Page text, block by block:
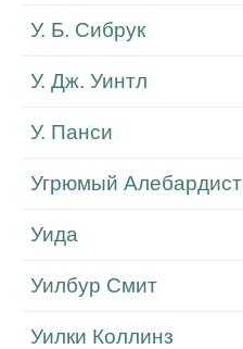
У. Б. Сибрук
У. Дж. Уинтл
У. Панси
Угрюмый Алебардист
Уида
Уилбур Смит
Уилки Коллинз